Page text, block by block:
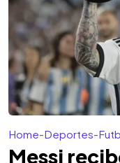
Home-Deportes-
Messi